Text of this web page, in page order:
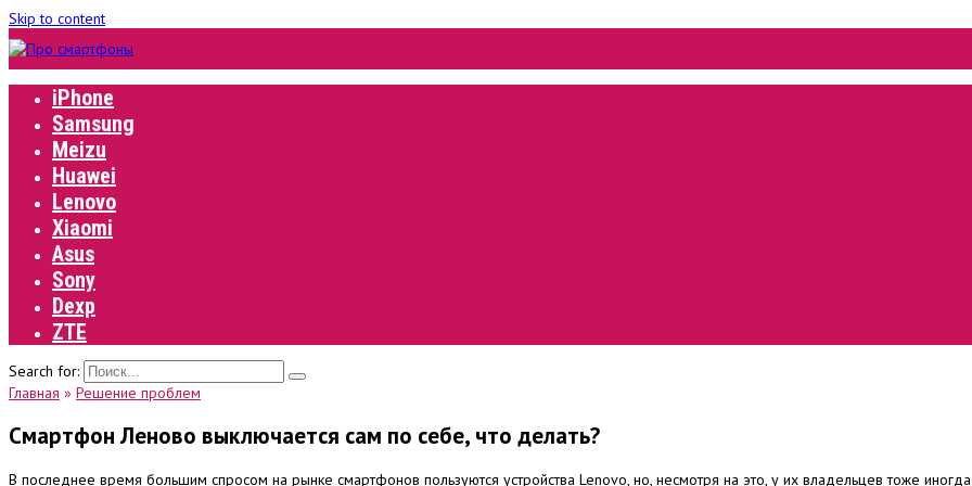
Skip to content
iPhone
Samsung
Meizu
Huawei
Lenovo
Xiaomi
Asus
Sony
Dexp
ZTE
Search for:
Главная » Решение проблем
Смартфон Леново выключается сам по себе, что делать?
В последнее время большим спросом на рынке смартфонов пользуются устройства Lenovo, но, несмотря на это, у их владельцев тоже